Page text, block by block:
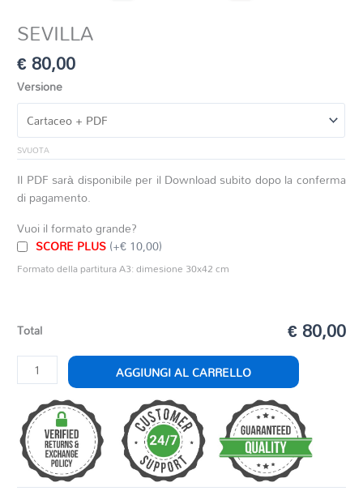
SEVILLA
€80,00
Versione
SVUOTA
Il PDF sarà disponibile per il Download subito dopo la conferma
di pagamento.
Vuoi il formato grande?
SCORE PLUS(+€ 10,00)
Formato della partitura A3: dimesione 30x42 cm
Total € 80,00
SEVILLA
quantità
AGGIUNGI AL CARRELLO